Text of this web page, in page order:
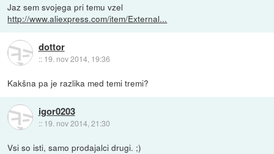
Jaz sem svojega pri temu vzel
http://www.aliexpress.com/item/External...
dottor
:: 19. nov 2014, 19:36
Kakšna pa je razlika med temi tremi?
igor0203
:: 19. nov 2014, 21:30
Vsi so isti, samo prodajalci drugi. ;)